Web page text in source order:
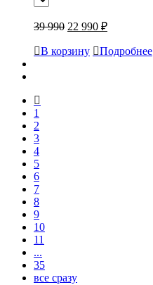
39 990 22 990 ₽
В корзину Подробнее
1
2
3
4
5
6
7
8
9
10
11
...
35
все сразу